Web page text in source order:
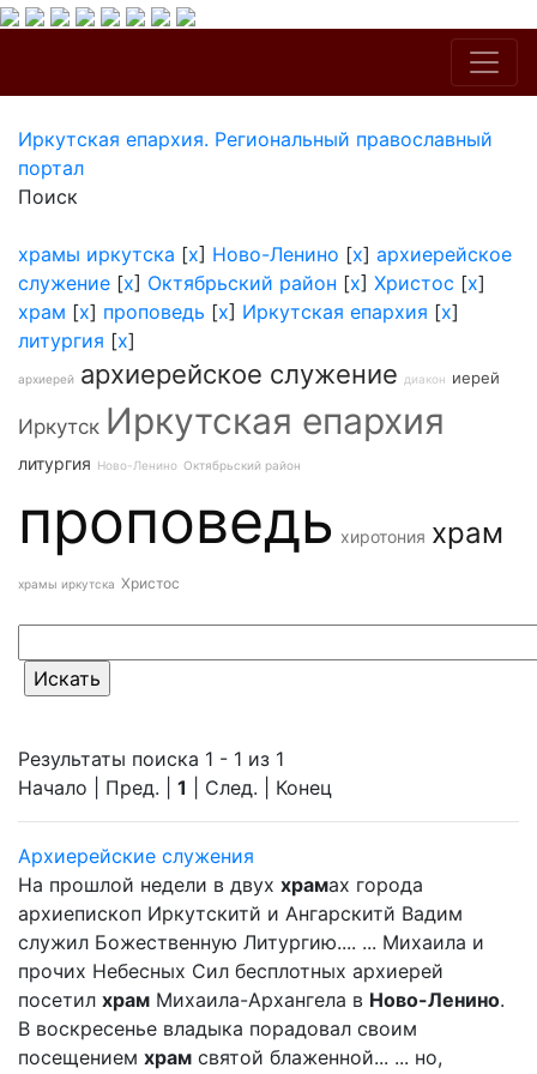
Иркутская епархия. Региональный православный
портал
Поиск
храмы иркутска [x] Ново-Ленино [x] архиерейское
служение [x] Октябрьский район [x] Христос [x]
храм [x] проповедь [x] Иркутская епархия [x]
литургия [x]
архиерей архиерейское служение диакон иерей
Иркутск Иркутская епархия
литургия Ново-Ленино Октябрьский район
проповедь хиротония храм
храмы иркутска Христос
Результаты поиска 1 - 1 из 1
Начало | Пред. | 1 | След. | Конец
Архиерейские служения
На прошлой недели в двух храмах города
архиепископ Иркутскитй и Ангарскитй Вадим
служил Божественную Литургию.... ... Михаила и
прочих Небесных Сил бесплотных архиерей
посетил храм Михаила-Архангела в Ново-Ленино.
В воскресенье владыка порадовал своим
посещением храм святой блаженной... ... но,